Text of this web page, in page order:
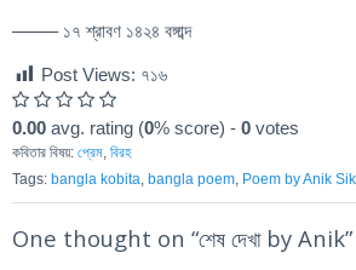
——– ১৭ শ্রাবণ ১৪২৪ বঙ্গাব্দ
Post Views: ৭১৬
0.00 avg. rating (0% score) - 0 votes
কবিতার বিষয়: প্রেম, বিরহ
Tags: bangla kobita, bangla poem, Poem by Anik
One thought on “শেষ দেখা by Anik”